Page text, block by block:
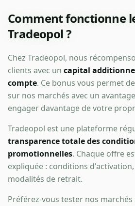
Comment fonctionne
Tradeopol ?
Chez Tradeopol, nous
clients avec un capital
compte. Ce bonus vous permet
sur nos marchés avec un
engager davantage de votre
Tradeopol est une plateforme
transparence totale des
promotionnelles. Chaque offre
expliquée : conditions
modalités de retrait.
Préférez-vous tester nos marchés